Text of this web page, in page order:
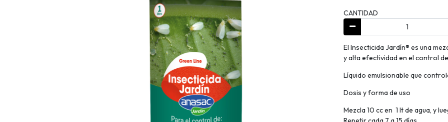
CANTIDAD
El Insecticida Jardín® es una
y alta efectividad en el control
Líquido emulsionable que
Dosis y forma de uso
Mezcla 10 cc en 1 lt de agua, y